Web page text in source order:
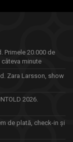
Primele 20.000 de
minute
Zara Larsson, show
2026.
de plată, check-in și